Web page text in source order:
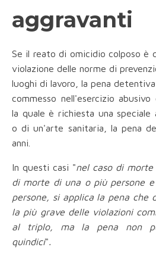
aggravanti
Se il reato di omicidio colposo è
violazione delle norme di
luoghi di lavoro, la pena
commesso nell'esercizio
la quale è richiesta una
o di un'arte sanitaria, la pena
anni.
In questi casi "nel caso di
di morte di una o più persone
persone, si applica la pena che
la più grave delle violazioni
al triplo, ma la pena non
quindici".